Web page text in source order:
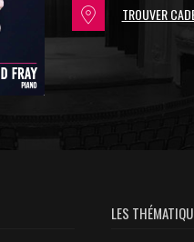
TROUVER
LES